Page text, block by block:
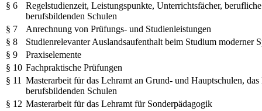
§ 6
Regelstudienzeit, Leistungspunkte, Unterrichtsfächer,
berufsbildenden Schulen
§ 7
Anrechnung von Prüfungs- und Studienleistungen
§ 8
Studienrelevanter Auslandsaufenthalt beim Studium moderner
§ 9
Praxiselemente
§ 10 Fachpraktische Prüfungen
§ 11 Masterarbeit für das Lehramt an Grund- und Hauptschulen,
berufsbildenden Schulen
§ 12 Masterarbeit für das Lehramt für Sonderpädagogik